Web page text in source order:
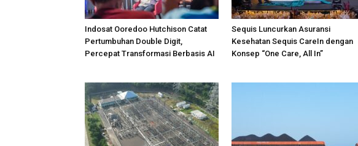
Indosat Ooredoo Hutchison Catat
Pertumbuhan Double Digit,
Percepat Transformasi Berbasis AI
Sequis Luncurkan Asuransi
Kesehatan Sequis CareIn dengan
Konsep “One Care, All In”